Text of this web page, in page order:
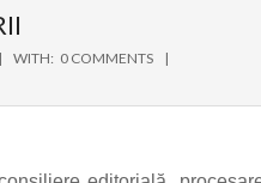
WITH: 0 COMMENTS